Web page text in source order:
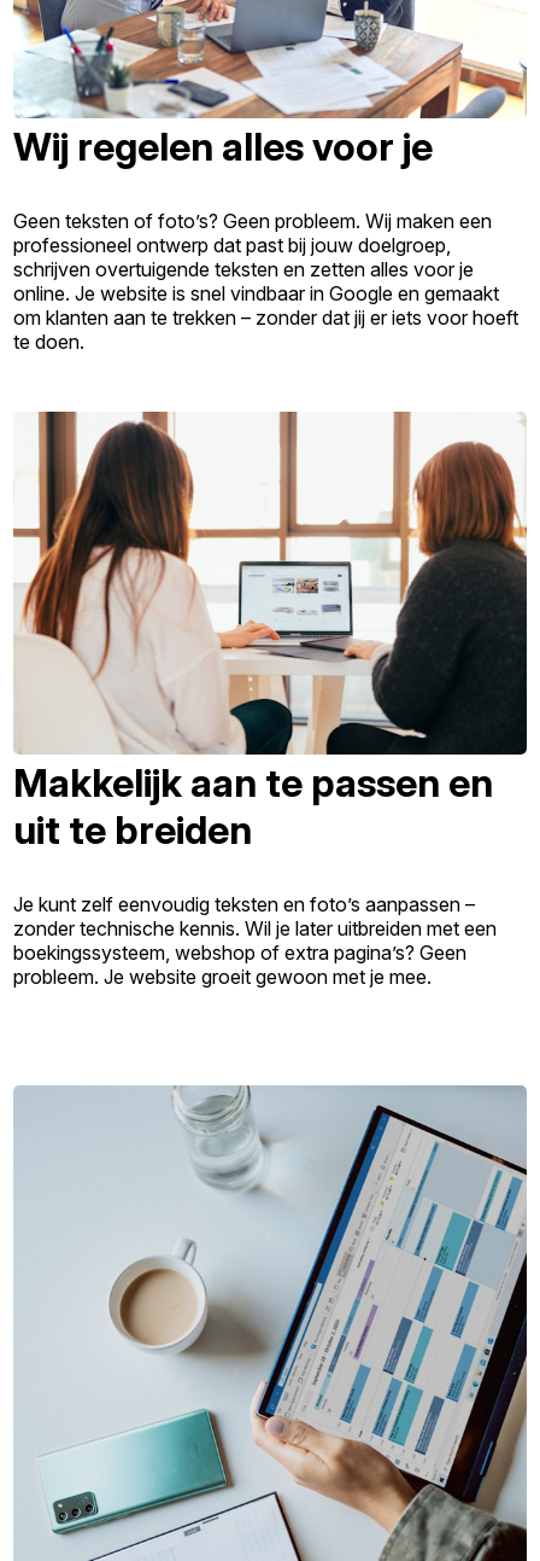
Wij regelen alles voor je
Geen teksten of foto’s? Geen probleem. Wij maken een
professioneel ontwerp dat past bij jouw doelgroep,
schrijven overtuigende teksten en zetten alles voor je
online. Je website is snel vindbaar in Google en gemaakt
om klanten aan te trekken – zonder dat jij er iets voor hoeft
te doen.
Makkelijk aan te passen en
uit te breiden
Je kunt zelf eenvoudig teksten en foto’s aanpassen –
zonder technische kennis. Wil je later uitbreiden met een
boekingssysteem, webshop of extra pagina’s? Geen
probleem. Je website groeit gewoon met je mee.